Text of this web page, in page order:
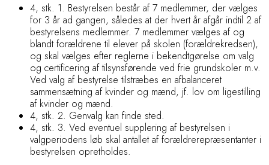
4, stk. 1. Bestyrelsen består af 7 medlemmer, der vælges
for 3 år ad gangen, således at der hvert år afgår indtil 2 af
bestyrelsens medlemmer. 7 medlemmer vælges af og
blandt forældrene til elever på skolen (forældrekredsen),
og skal vælges efter reglerne i bekendtgørelse om valg
og certificering af tilsynsførende ved frie grundskoler m.v.
Ved valg af bestyrelse tilstræbes en afbalanceret
sammensætning af kvinder og mænd, jf. lov om ligestilling
af kvinder og mænd.
4, stk. 2. Genvalg kan finde sted.
4, stk. 3. Ved eventuel supplering af bestyrelsen i
valgperiodens løb skal antallet af forældrerepræsentanter i
bestyrelsen opretholdes.